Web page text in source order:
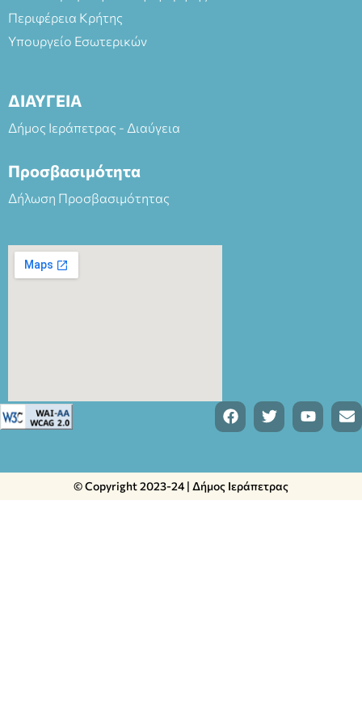
Περιφέρεια Κρήτης
Υπουργείο Εσωτερικών
ΔΙΑΥΓΕΙΑ
Δήμος Ιεράπετρας - Διαύγεια
Προσβασιμότητα
Δήλωση Προσβασιμότητας
© Copyright 2023-24 | Δήμος Ιεράπετρας